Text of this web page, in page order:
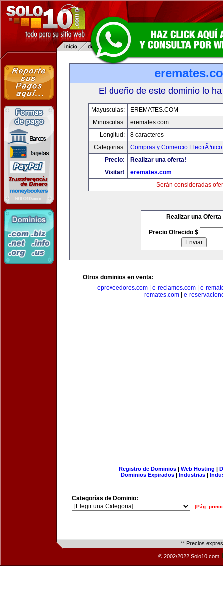
El dueño de este dominio lo
Mayusculas:
EREMATES.COM
Minusculas:
eremates.com
Longitud:
8 caracteres
Categorias:
Compras y Comercio ElectrÃ³nico
Precio:
Realizar una oferta!
Visitar!
eremates.com
Serán consideradas
Realizar una Oferta
Precio Ofrecido $
Otros dominios en venta:
eproveedores.com
e-reclamos.com
e-
remates.com| e-
Registro de Dominios| Web Hosting |
Dominios Expirados | Industrias |
Categorías de Dominio:
[Pág.
** Precios
© 2002/2022 Solo10.com